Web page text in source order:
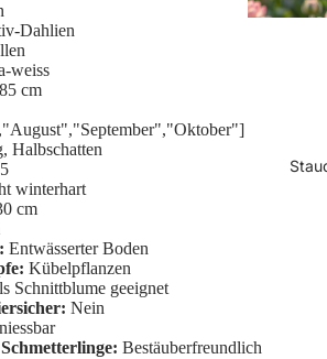
Dahlien
weiss
cm
Halbschatten
5
winterhart
cm
Entwässerter Boden
Kübelpflanzen
Schnittblume geeignet
Nein
Bestäuberfreundlich